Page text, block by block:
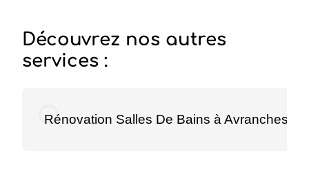
Découvrez nos autres
services :
Rénovation Salles De Bains à Avranches